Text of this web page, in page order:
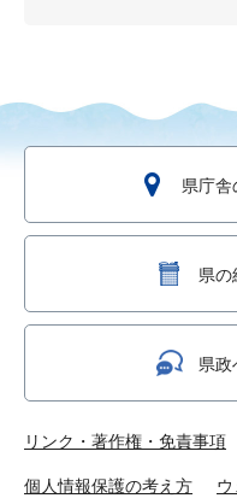
県庁舎
県の
県政
リンク・著作権・免責事項
個人情報保護の考え方